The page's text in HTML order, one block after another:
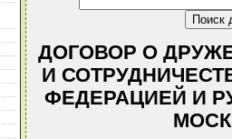
ДОГОВОР О
И
ФЕДЕРАЦИЕЙ И